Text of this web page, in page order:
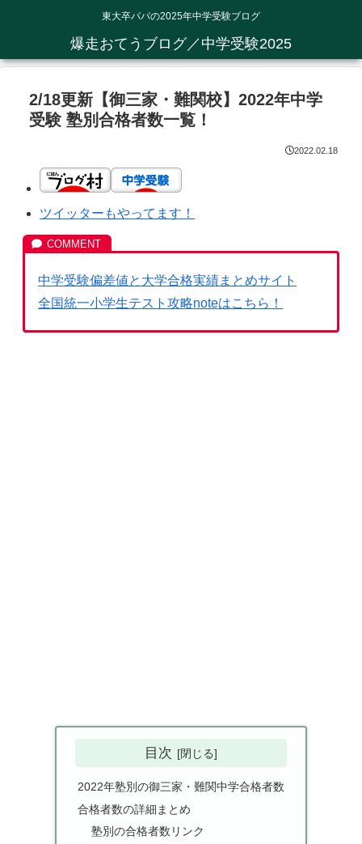
東大卒パパの2025年中学受験ブログ
爆走おてうブログ／中学受験2025
2/18更新【御三家・難関校】2022年中学
受験 塾別合格者数一覧！
2022.02.18
ツイッターもやってます！
中学受験偏差値と大学合格実績まとめサイト
全国統一小学生テスト攻略noteはこちら！
目次
2022年塾別の御三家・難関中学合格者数
合格者数の詳細まとめ
塾別の合格者数リンク